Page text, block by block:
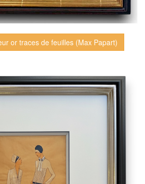
or traces de feuilles (Max Papart)